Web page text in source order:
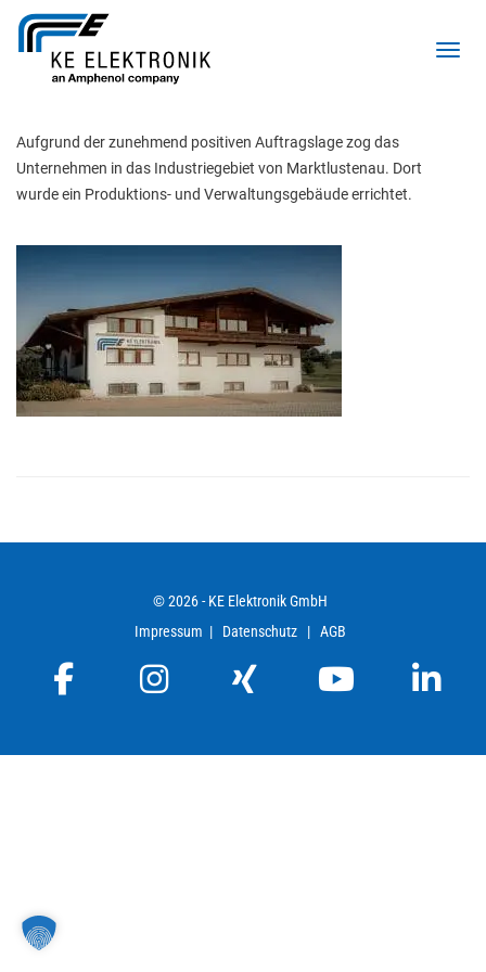
Aufgrund der zunehmend positiven Auftragslage zog das
Unternehmen in das Industriegebiet von Marktlustenau. Dort
wurde ein Produktions- und Verwaltungsgebäude errichtet.
© 2026 - KE Elektronik GmbH
Impressum | Datenschutz | AGB